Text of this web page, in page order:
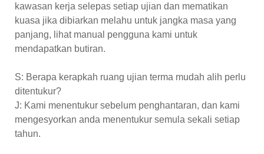
kawasan kerja selepas setiap ujian dan mematikan
kuasa jika dibiarkan melahu untuk jangka masa yang
panjang, lihat manual pengguna kami untuk
mendapatkan butiran.
S: Berapa kerapkah ruang ujian terma mudah alih perlu
ditentukur?
J: Kami menentukur sebelum penghantaran, dan kami
mengesyorkan anda menentukur semula sekali setiap
tahun.